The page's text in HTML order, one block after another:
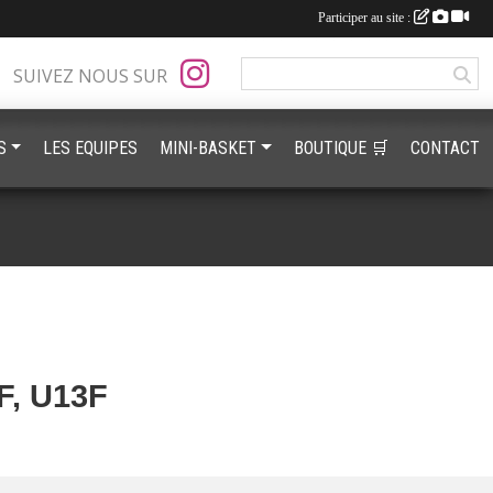
U13F
SUIVEZ NOUS SUR
LES EQUIPES MINI-BASKET BOUTIQUE 🛒 CONTACT
Participer au site :